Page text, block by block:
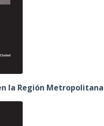
la Región Metropolitana